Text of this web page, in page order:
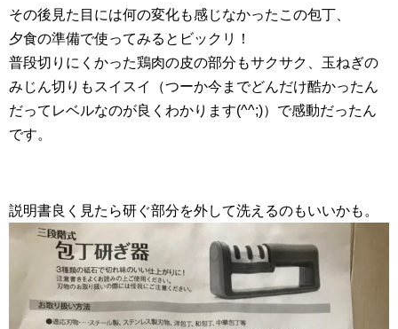
その後見た目には何の変化も感じなかったこの包丁、
夕食の準備で使ってみるとビックリ！
普段切りにくかった鶏肉の皮の部分もサクサク、玉ねぎの
みじん切りもスイスイ（つーか今までどんだけ酷かったん
だってレベルなのが良くわかります(^^;)）で感動だったん
です。
説明書良く見たら研ぐ部分を外して洗えるのもいいかも。